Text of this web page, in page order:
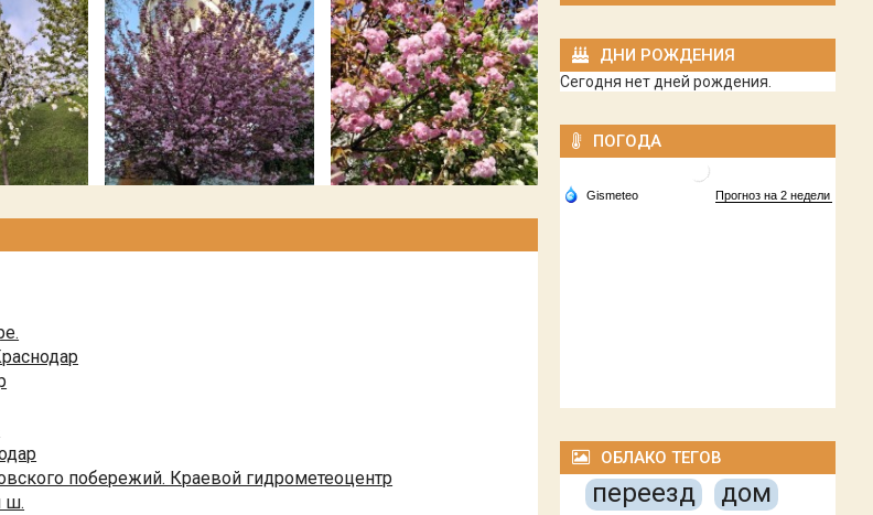
побережий. Краевой гидрометеоцентр
ш.
ДНИ РОЖДЕНИЯ
Сегодня нет дней рождения.
ПОГОДА
ОБЛАКО ТЕГОВ
переезд дом